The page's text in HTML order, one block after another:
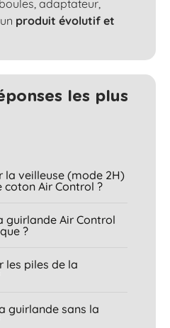
adaptateur,
produit évolutif et
les plus
la veilleuse (mode 2H)
coton Air Control ?
guirlande Air Control
?
les piles de la
guirlande sans la